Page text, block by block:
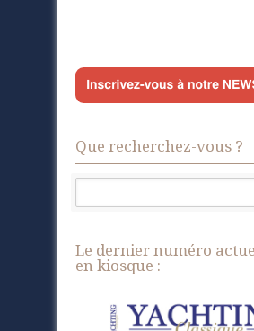
Que recherchez-vous ?
Le dernier numéro
en kiosque :